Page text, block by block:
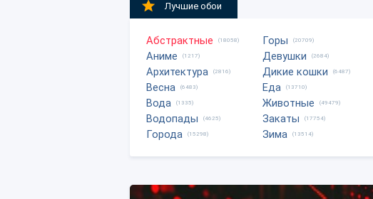
Лучшие обои
Абстрактные (18058)
Аниме (1217)
Архитектура (2816)
Весна (6483)
Вода (1335)
Водопады (4625)
Города (15298)
Горы (20709)
Девушки (2684)
Дикие кошки (6487)
Еда (13710)
Животные (49479)
Закаты (17754)
Зима (13514)